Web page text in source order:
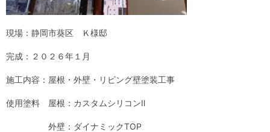
現場：静岡市葵区 Ｋ様邸
完成：２０２６年１月
施工内容：屋根・外壁・リビング壁塗装工事
使用塗料 屋根：カスタムシリコンⅡ
外壁：ダイナミックTOP